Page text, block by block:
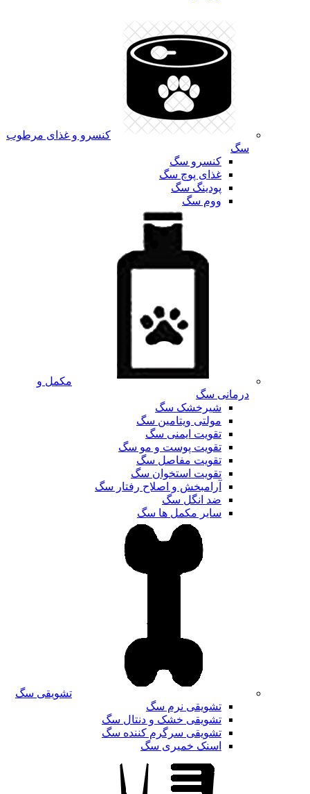
کنسرو و غذای مرطوب
سگ
کنسرو سگ
غذای پوچ سگ
پودینگ سگ
ووم سگ
مکمل و
درمانی سگ
شیرخشک سگ
مولتی ویتامین سگ
تقویت ایمنی سگ
تقویت پوست و مو سگ
تقویت مفاصل سگ
تقویت استخوان سگ
آرامبخش و اصلاح رفتار سگ
ضد انگل سگ
سایر مکمل ها سگ
تشویقی سگ
تشویقی نرم سگ
تشویقی خشک و دنتال سگ
تشویقی سرگرم کننده سگ
اسنک خمیری سگ